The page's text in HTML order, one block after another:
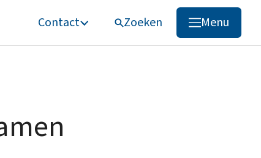
Contact Zoeken
Menu
Zoeken